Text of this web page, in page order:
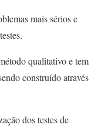
mais sérios e
qualitativo e tem
construído através
dos testes de